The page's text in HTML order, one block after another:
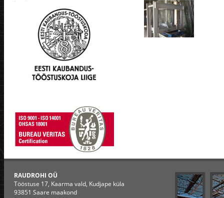
RAUDROHI OÜ
Tööstuse 17, Kaarma vald, Kudjape küla
93851 Saare maakond